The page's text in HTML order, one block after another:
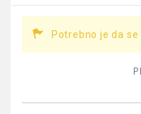
Potrebno je da